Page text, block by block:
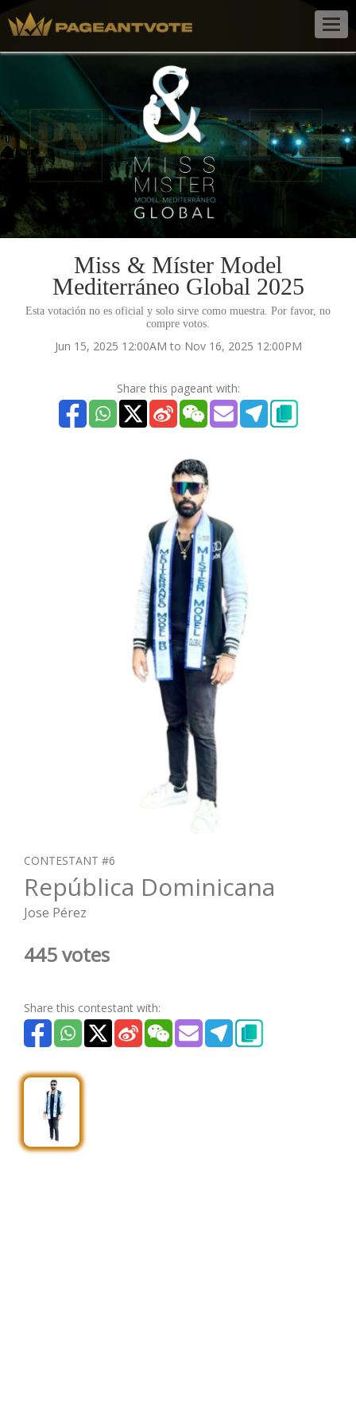
Miss & Míster Model
Mediterráneo Global 2025
Esta votación no es oficial y solo sirve como muestra. Por favor, no
compre votos.
Jun 15, 2025 12:00AM to Nov 16, 2025 12:00PM
Share this pageant with:
CONTESTANT #6
República Dominicana
Jose Pérez
445 votes
Share this contestant with: